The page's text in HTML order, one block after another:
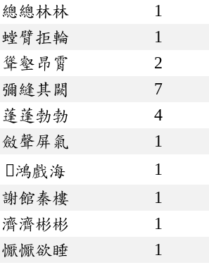
總總林林
1
螳臂拒輪
1
聳壑昂霄
2
彌縫其闕
7
蓬蓬勃勃
4
斂聲屏氣
1
鴻戲海
1
謝館秦樓
1
濟濟彬彬
1
懨懨欲睡
1